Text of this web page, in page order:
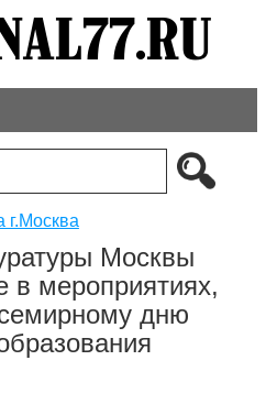
г.Москва
Москвы
в мероприятиях,
дню